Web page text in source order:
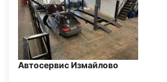
Автосервис Измайлово